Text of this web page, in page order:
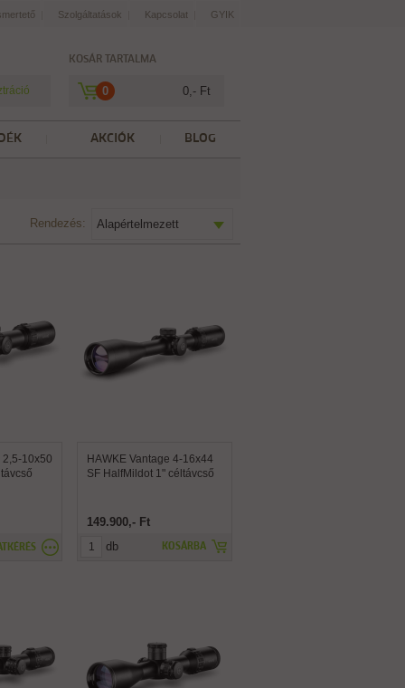
Szolgáltatások Kapcsolat GYIK
KOSÁR TARTALMA
0 0,- Ft
BLOG
AKCIÓK
Rendezés: Alapértelmezett
2,5-10x50
HAWKE Vantage 4-16x44
SF HalfMildot 1" céltávcső
149.900,- Ft
KOSÁRBA
db